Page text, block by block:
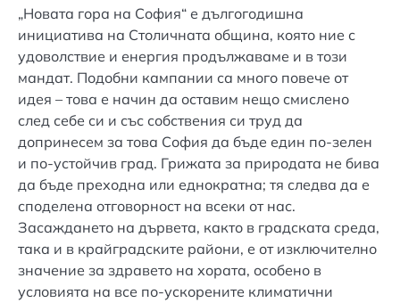
„Новата гора на София“ е дългогодишна
инициатива на Столичната община, която ние с
удоволствие и енергия продължаваме и в този
мандат. Подобни кампании са много повече от
идея – това е начин да оставим нещо смислено
след себе си и със собствения си труд да
допринесем за това София да бъде един по-зелен
и по-устойчив град. Грижата за природата не бива
да бъде преходна или еднократна; тя следва да е
споделена отговорност на всеки от нас.
Засаждането на дървета, както в градската среда,
така и в крайградските райони, е от изключително
значение за здравето на хората, особено в
условията на все по-ускорените климатични